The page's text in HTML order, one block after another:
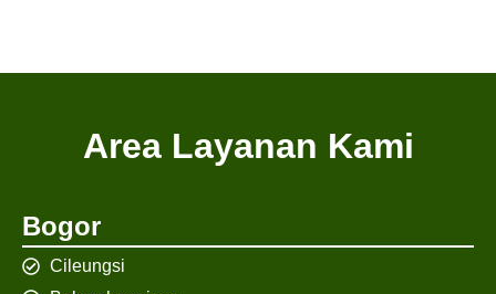
Area Layanan Kami
Bogor
Cileungsi